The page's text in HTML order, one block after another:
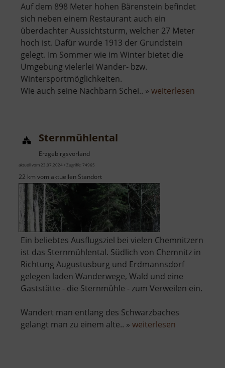
Auf dem 898 Meter hohen Bärenstein befindet
sich neben einem Restaurant auch ein
überdachter Aussichtsturm, welcher 27 Meter
hoch ist. Dafür wurde 1913 der Grundstein
gelegt. Im Sommer wie im Winter bietet die
Umgebung vielerlei Wander- bzw.
Wintersportmöglichkeiten.
Wie auch seine Nachbarn Schei.. » weiterlesen
Sternmühlental
Erzgebirgsvorland
aktuell vom 23.07.2024 / Zugriffe: 74965
22 km vom aktuellen Standort
Ein beliebtes Ausflugsziel bei vielen Chemnitzern
ist das Sternmühlental. Südlich von Chemnitz in
Richtung Augustusburg und Erdmannsdorf
gelegen laden Wanderwege, Wald und eine
Gaststätte - die Sternmühle - zum Verweilen ein.
Wandert man entlang des Schwarzbaches
gelangt man zu einem alte.. » weiterlesen